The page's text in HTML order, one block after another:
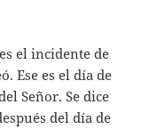
el incidente de
Ese es el día de
Señor. Se dice
del día de